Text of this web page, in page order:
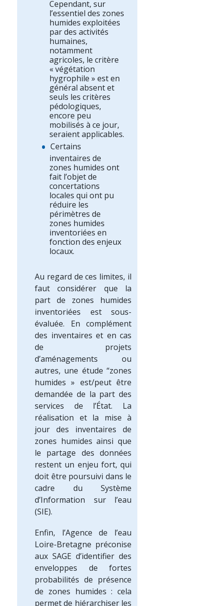
Cependant, sur
l’essentiel des zones
humides exploitées
par des activités
humaines,
notamment
agricoles, le critère
« végétation
hygrophile » est en
général absent et
seuls les critères
pédologiques,
encore peu
mobilisés à ce jour,
seraient applicables.
Certains
inventaires de
zones humides ont
fait l’objet de
concertations
locales qui ont pu
réduire les
périmètres de
zones humides
inventoriées en
fonction des enjeux
locaux.
Au regard de ces limites, il
faut considérer que la
part de zones humides
inventoriées est sous-
évaluée. En complément
des inventaires et en cas
de projets
d’aménagements ou
autres, une étude “zones
humides » est/peut être
demandée de la part des
services de l’État. La
réalisation et la mise à
jour des inventaires de
zones humides ainsi que
le partage des données
restent un enjeu fort, qui
doit être poursuivi dans le
cadre du Système
d’Information sur l’eau
(SIE).
Enfin, l’Agence de l’eau
Loire-Bretagne préconise
aux SAGE d’identifier des
enveloppes de fortes
probabilités de présence
de zones humides : cela
permet de hiérarchiser les